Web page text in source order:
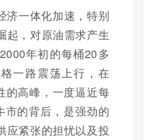
济一体化加速，特别
起，对原油需求产生
年初的每桶20多
一路震荡上行，在
的高峰，一度逼近每
市的背后，是强劲的
应紧张的担忧以及投